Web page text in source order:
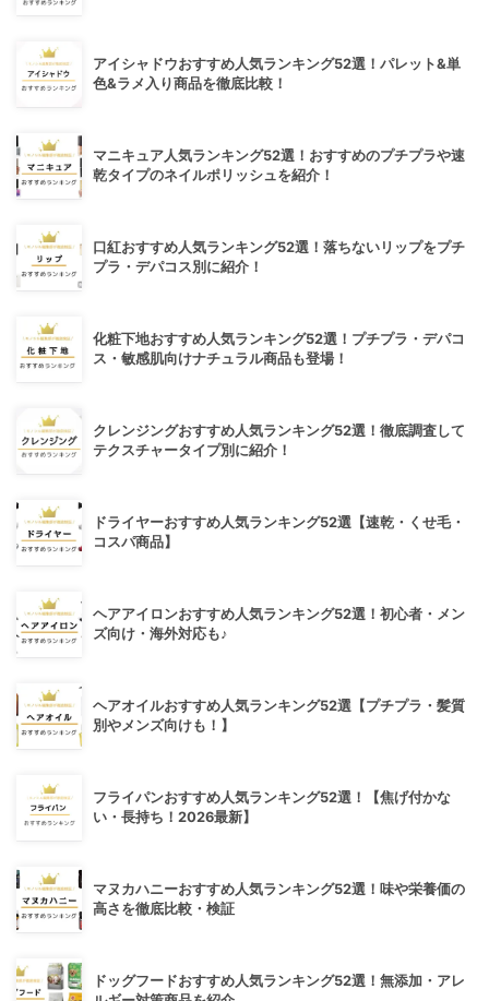
アイシャドウおすすめ人気ランキング52選！パレット&単
色&ラメ入り商品を徹底比較！
マニキュア人気ランキング52選！おすすめのプチプラや速
乾タイプのネイルポリッシュを紹介！
口紅おすすめ人気ランキング52選！落ちないリップをプチ
プラ・デパコス別に紹介！
化粧下地おすすめ人気ランキング52選！プチプラ・デパコ
ス・敏感肌向けナチュラル商品も登場！
クレンジングおすすめ人気ランキング52選！徹底調査して
テクスチャータイプ別に紹介！
ドライヤーおすすめ人気ランキング52選【速乾・くせ毛・
コスパ商品】
ヘアアイロンおすすめ人気ランキング52選！初心者・メン
ズ向け・海外対応も♪
ヘアオイルおすすめ人気ランキング52選【プチプラ・髪質
別やメンズ向けも！】
フライパンおすすめ人気ランキング52選！【焦げ付かな
い・長持ち！2026最新】
マヌカハニーおすすめ人気ランキング52選！味や栄養価の
高さを徹底比較・検証
ドッグフードおすすめ人気ランキング52選！無添加・アレ